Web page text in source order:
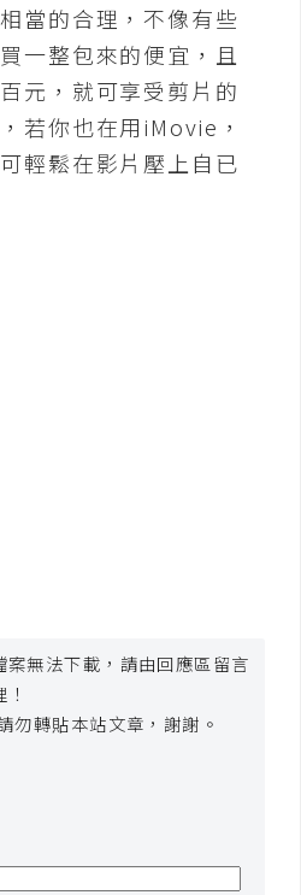
當的合理，不像有些
一整包來的便宜，且
元，就可享受剪片的
若你也在用iMovie，
輕鬆在影片壓上自已
無法下載，請由回應區留言
勿轉貼本站文章，謝謝。